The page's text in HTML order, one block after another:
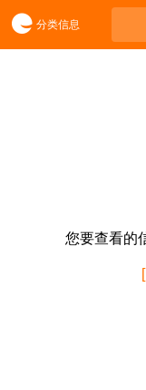
分类信息
您要查看的